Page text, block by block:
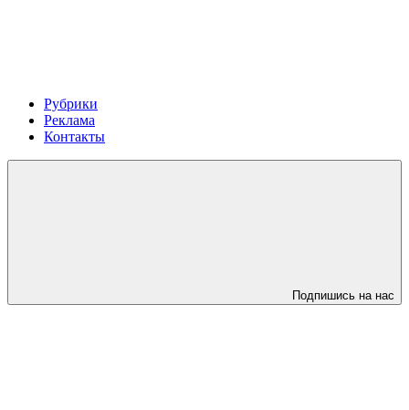
Рубрики
Реклама
Контакты
Подпишись на нас